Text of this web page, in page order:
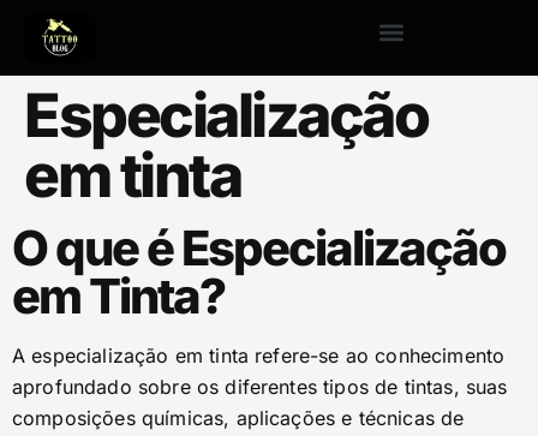
Especialização
em tinta
O que é Especialização
em Tinta?
A especialização em tinta refere-se ao conhecimento
aprofundado sobre os diferentes tipos de tintas, suas
composições químicas, aplicações e técnicas de